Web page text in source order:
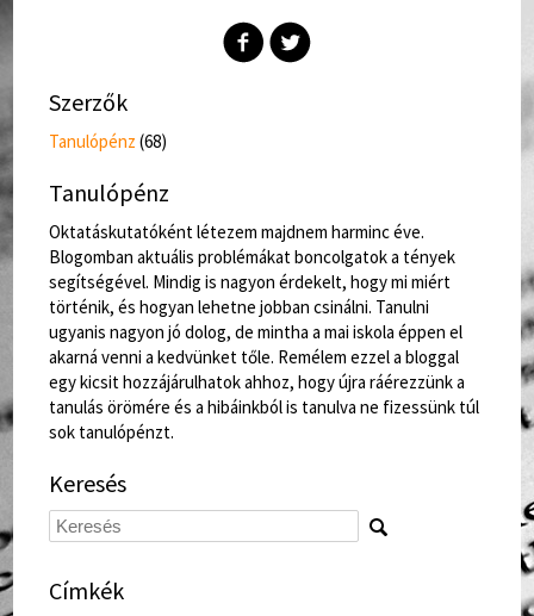
Szerzők
Tanulópénz (68)
Tanulópénz
Oktatáskutatóként létezem majdnem harminc éve.
Blogomban aktuális problémákat boncolgatok a tények
segítségével. Mindig is nagyon érdekelt, hogy mi miért
történik, és hogyan lehetne jobban csinálni. Tanulni
ugyanis nagyon jó dolog, de mintha a mai iskola éppen el
akarná venni a kedvünket tőle. Remélem ezzel a bloggal
egy kicsit hozzájárulhatok ahhoz, hogy újra ráérezzünk a
tanulás örömére és a hibáinkból is tanulva ne fizessünk túl
sok tanulópénzt.
Keresés
Címkék